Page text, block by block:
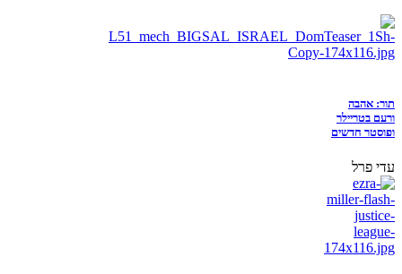
תור: אהבה
ורעם בטריילר
ופוסטר חדשים
עדי פרל